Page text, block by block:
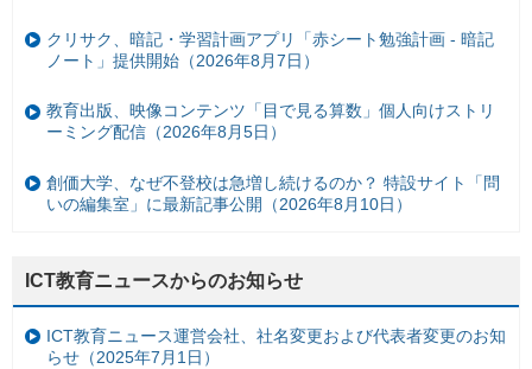
クリサク、暗記・学習計画アプリ「赤シート勉強計画 - 暗記
ノート」提供開始（2026年8月7日）
教育出版、映像コンテンツ「目で見る算数」個人向けストリ
ーミング配信（2026年8月5日）
創価大学、なぜ不登校は急増し続けるのか？ 特設サイト「問
いの編集室」に最新記事公開（2026年8月10日）
ICT教育ニュースからのお知らせ
ICT教育ニュース運営会社、社名変更および代表者変更のお知
らせ（2025年7月1日）